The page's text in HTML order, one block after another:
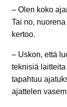
– Olen koko
Tai no,
kertoo.
– Uskon, että
teknisiä
tapahtuu
ajattelen